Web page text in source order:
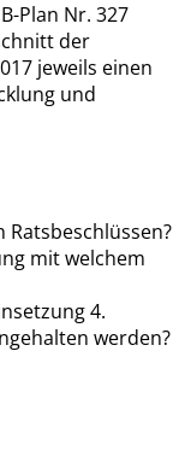
Plan Nr. 327
der
jeweils einen
und
mit welchem
4.
werden?